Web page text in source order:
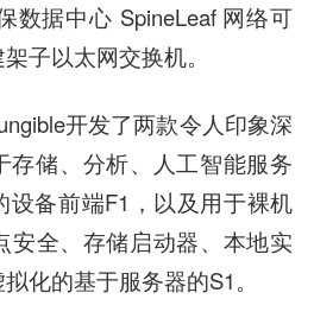
数据中心 SpineLeaf 网络可
子以太网交换机。
开发了两款令人印象深
存储、分析、人工智能服务
设备前端F1，以及用于裸机
安全、存储启动器、本地实
化的基于服务器的S1。